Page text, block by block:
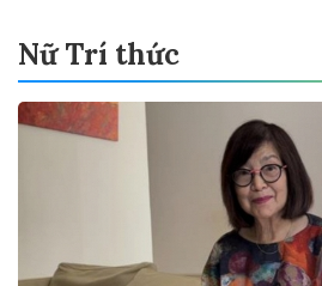
Nữ Trí thức